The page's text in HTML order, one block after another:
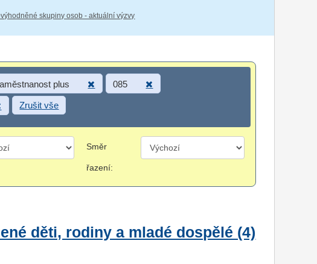
skupiny osob - aktuální výzvy
plus 085
Zrušit vše
Směr
řazení:
děti, rodiny a mladé dospělé (4)